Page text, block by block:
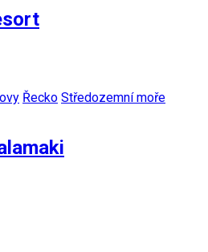
Řecko Středozemní moře